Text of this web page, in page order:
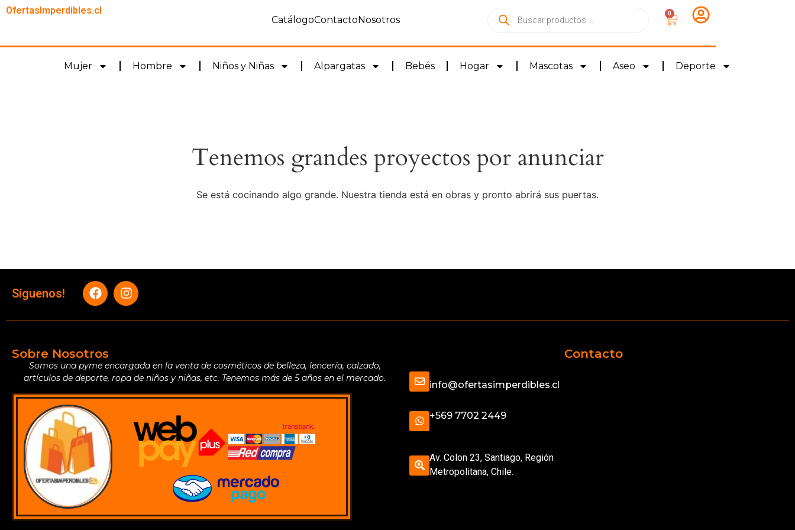
OfertasImperdibles.cl
CatálogoContactoNosotros
0
Mujer Hombre Niños y Niñas Alpargatas Bebés Hogar Mascotas Aseo Deporte
Tenemos grandes proyectos por anunciar
Se está cocinando algo grande. Nuestra tienda está en obras y pronto abrirá sus puertas.
Síguenos!
Sobre Nosotros
Somos una pyme encargada en la venta de cosméticos de belleza, lencería, calzado,
artículos de deporte, ropa de niños y niñas, etc. Tenemos más de 5 años en el mercado.
Contacto
info@ofertasimperdibles.cl
+569 7702 2449
Av. Colon 23, Santiago, Región
Metropolitana, Chile.